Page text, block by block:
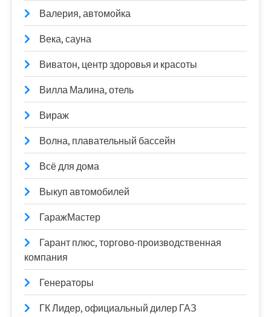
Валерия, автомойка
Века, сауна
Виватон, центр здоровья и красоты
Вилла Малина, отель
Вираж
Волна, плавательный бассейн
Всё для дома
Выкуп автомобилей
ГаражМастер
Гарант плюс, торгово-производственная
компания
Генераторы
ГК Лидер, официальный дилер ГАЗ